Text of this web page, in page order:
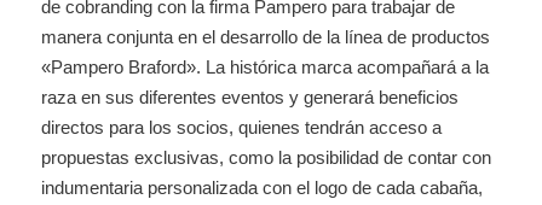
de cobranding con la firma Pampero para trabajar de
manera conjunta en el desarrollo de la línea de productos
«Pampero Braford». La histórica marca acompañará a la
raza en sus diferentes eventos y generará beneficios
directos para los socios, quienes tendrán acceso a
propuestas exclusivas, como la posibilidad de contar con
indumentaria personalizada con el logo de cada cabaña,